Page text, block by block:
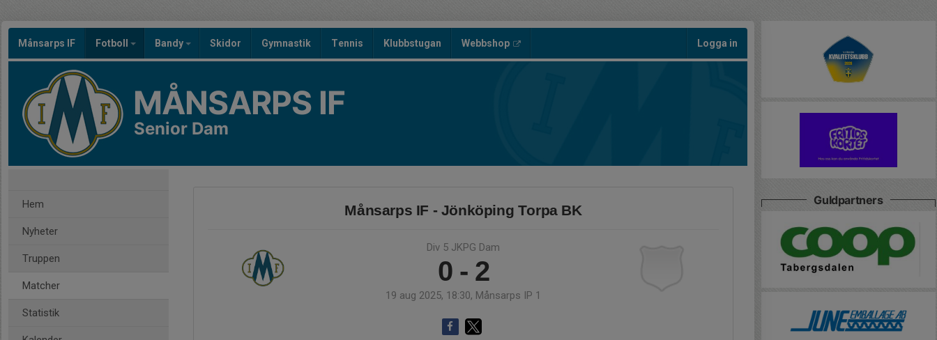
Månsarps IF Fotboll Bandy Skidor Gymnastik Tennis Klubbstugan Webbshop Logga in
MÅNSARPS IF
Senior Dam
Hem
Nyheter
Truppen
Matcher
Statistik
Månsarps IF - Jönköping Torpa BK
Div 5 JKPG Dam
0 - 2
19 aug 2025, 18:30, Månsarps IP 1
Guldpartners